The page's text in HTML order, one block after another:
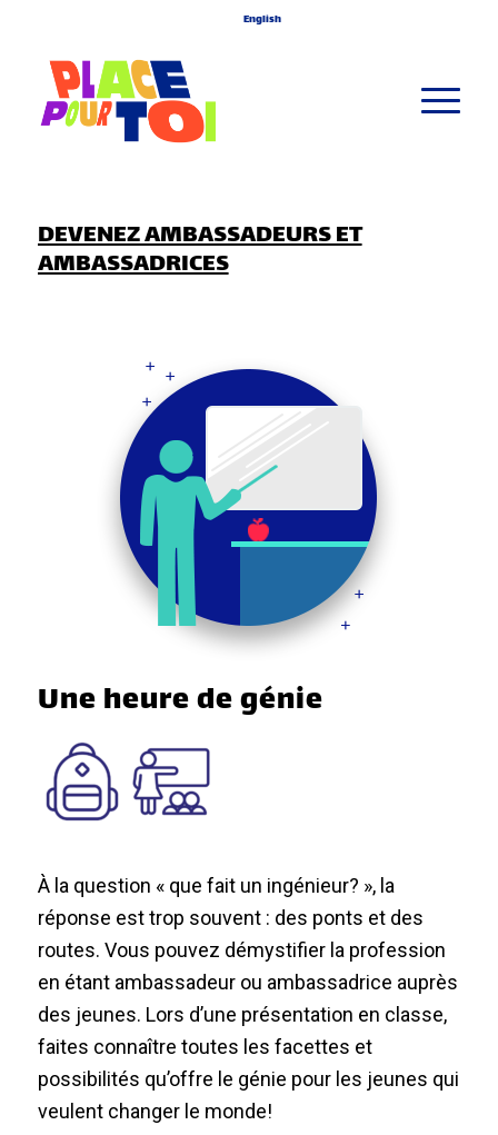
English
DEVENEZ AMBASSADEURS ET
AMBASSADRICES
Une heure de génie
À la question « que fait un ingénieur? », la
réponse est trop souvent : des ponts et des
routes. Vous pouvez démystifier la profession
en étant ambassadeur ou ambassadrice auprès
des jeunes. Lors d’une présentation en classe,
faites connaître toutes les facettes et
possibilités qu’offre le génie pour les jeunes qui
veulent changer le monde!